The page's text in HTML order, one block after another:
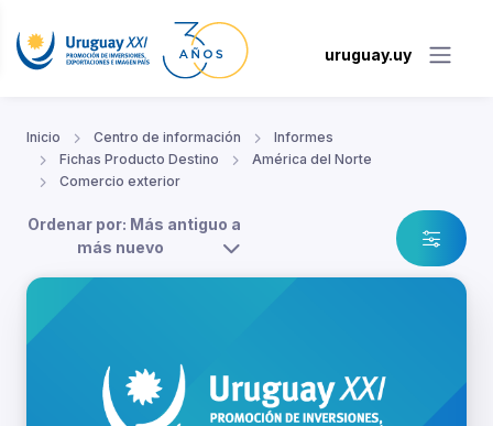
uruguay.uy
Inicio Centro de información
Informes
Fichas Producto Destino
América del Norte
Comercio exterior
Ordenar por: Más antiguo a
más nuevo